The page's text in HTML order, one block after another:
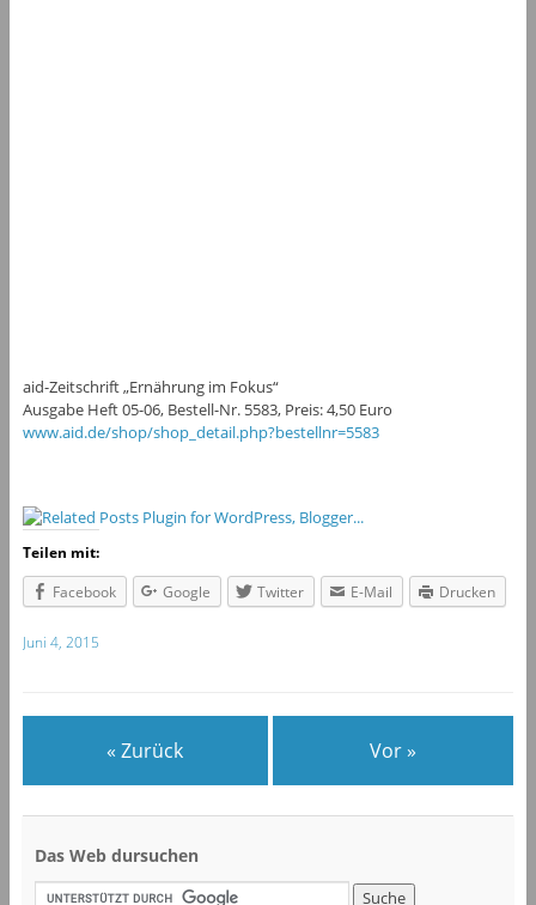
aid-Zeitschrift „Ernährung im Fokus“
Ausgabe Heft 05-06, Bestell-Nr. 5583, Preis: 4,50 Euro
www.aid.de/shop/shop_detail.php?bestellnr=5583
Teilen mit:
Facebook
Google Twitter E-Mail Drucken
Juni 4, 2015
« Zurück Vor »
Das Web dursuchen